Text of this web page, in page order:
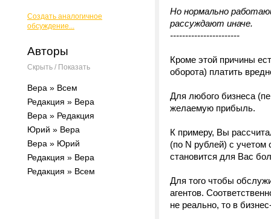
Создать аналогичное
обсуждение...
Авторы
Скрыть / Показать
Вера » Всем
Редакция » Вера
Вера » Редакция
Юрий » Вера
Вера » Юрий
Редакция » Вера
Редакция » Всем
Но нормально
рассуждают иначе.
-----------------------
Кроме этой причины
оборота) платить
Для любого бизнеса
желаемую прибыль.
К примеру, Вы
(по N рублей) с учетом
становится для Вас
Для того чтобы
агентов.
не реально, то в